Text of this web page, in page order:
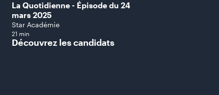
La Quotidienne - Épisode du 24
mars 2025
Star Académie
21 min
Découvrez lescandidats